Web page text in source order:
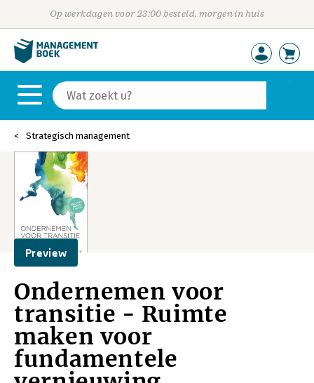
Op werkdagen voor 23:00 besteld, morgen in huis
Strategisch management
Preview
Ondernemen voor
transitie - Ruimte
maken voor
fundamentele